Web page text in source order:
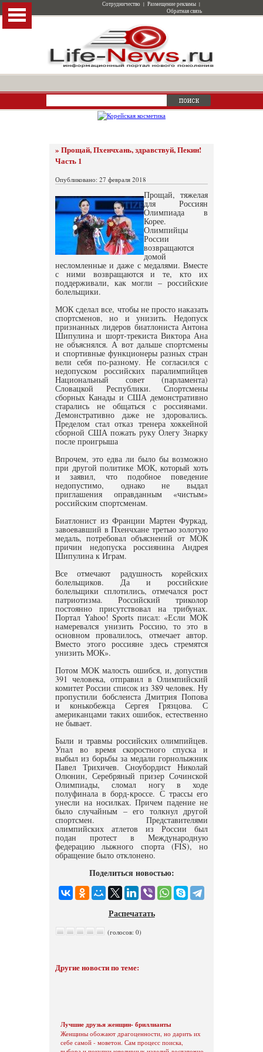
Сотрудничество | Размещение рекламы |
Обратная связь
» Прощай, Пхенчхань, здравствуй, Пекин!
Часть 1
Опубликовано: 27 февраля 2018
Прощай, тяжелая
для Россиян
Олимпиада в
Корее.
Олимпийцы
России
возвращаются
домой
несломленные и даже с медалями. Вместе
с ними возвращаются и те, кто их
поддерживали, как могли – российские
болельщики.
МОК сделал все, чтобы не просто наказать
спортсменов, но и унизить. Недопуск
признанных лидеров биатлониста Антона
Шипулина и шорт-трекиста Виктора Ана
не объяснялся. А вот дальше спортсмены
и спортивные функционеры разных стран
вели себя по-разному. Не согласился с
недопуском российских паралимпийцев
Национальный совет (парламента)
Словацкой Республики. Спортсмены
сборных Канады и США демонстративно
старались не общаться с россиянами.
Демонстративно даже не здоровались.
Пределом стал отказ тренера хоккейной
сборной США пожать руку Олегу Знарку
после проигрыша
Впрочем, это едва ли было бы возможно
при другой политике МОК, который хоть
и заявил, что подобное поведение
недопустимо, однако не выдал
приглашения оправданным «чистым»
российским спортсменам.
Биатлонист из Франции Мартен Фуркад,
завоевавший в Пхенчхане третью золотую
медаль, потребовал объяснений от МОК
причин недопуска россиянина Андрея
Шипулина к Играм.
Все отмечают радушность корейских
болельщиков. Да и российские
болельщики сплотились, отмечался рост
патриотизма. Российский триколор
постоянно присутствовал на трибунах.
Портал Yahoo! Sports писал: «Если МОК
намеревался унизить Россию, то это в
основном провалилось, отмечает автор.
Вместо этого россияне здесь стремятся
унизить МОК».
Потом МОК малость ошибся, и, допустив
391 человека, отправил в Олимпийский
комитет России список из 389 человек. Ну
пропустили бобслеиста Дмитрия Попова
и конькобежца Сергея Грязцова. С
американцами таких ошибок, естественно
не бывает.
Были и травмы российских олимпийцев.
Упал во время скоростного спуска и
выбыл из борьбы за медали горнолыжник
Павел Трихичев. Сноубордист Николай
Олюнин, Серебряный призер Сочинской
Олимпиады, сломал ногу в ходе
полуфинала в борд-кроссе. С трассы его
унесли на носилках. Причем падение не
было случайным – его толкнул другой
спортсмен. Представителями
олимпийских атлетов из России был
подан протест в Международную
федерацию лыжного спорта (FIS), но
обращение было отклонено.
Поделиться новостью:
Распечатать
(голосов: 0)
Другие новости по теме:
Лучшие друзья женщин- бриллианты
Женщины обожают драгоценности, но дарить их
себе самой - моветон. Сам процесс поиска,